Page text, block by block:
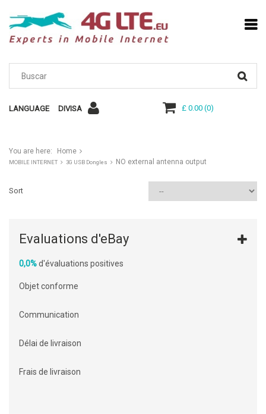
LANGUAGE DIVISA £ 0.00(0)
You are here: Home
MOBILE INTERNET 3G USB Dongles NO external antenna output
Sort
Evaluations d'eBay
0,0%d'évaluations positives
Objet conforme
Communication
Délai de livraison
Frais de livraison